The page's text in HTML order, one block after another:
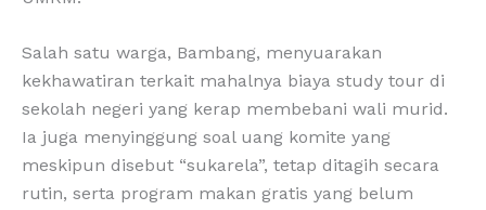
Salah satu warga, Bambang, menyuarakan
kekhawatiran terkait mahalnya biaya study tour di
sekolah negeri yang kerap membebani wali murid.
Ia juga menyinggung soal uang komite yang
meskipun disebut “sukarela”, tetap ditagih secara
rutin, serta program makan gratis yang belum